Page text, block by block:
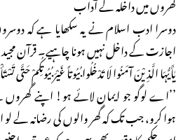
دوسرا ادب اسلام نے یہ سکھایا ہے کہ
اجازت کے داخل نہیں ہونا چاہیے۔ قرآن
یٰأَیُّہَا الَّذِیْنَ آمَنُوا لَا تَدْخُلُوا بُیُوتاً غَیْرَ بُیُوتِکُمْ حَتَّی
’’اے لوگو جو ایمان لائے ہو! اپنے
ہوا کرو، جب تک کہ گھر والوں کی رضانہ لے لو